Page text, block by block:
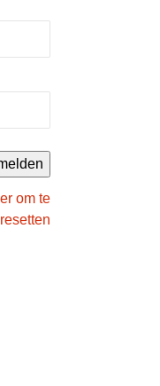
om te
resetten